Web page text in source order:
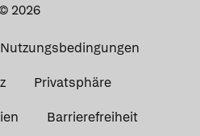
2026
Privatsphäre
Barrierefreiheit